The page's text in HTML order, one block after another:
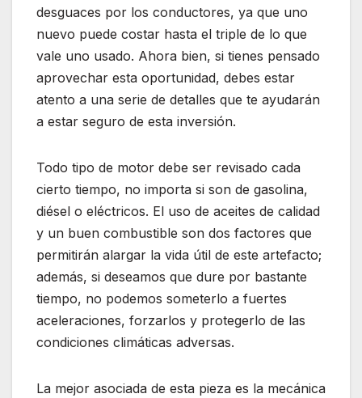
desguaces por los conductores, ya que uno
nuevo puede costar hasta el triple de lo que
vale uno usado. Ahora bien, si tienes pensado
aprovechar esta oportunidad, debes estar
atento a una serie de detalles que te ayudarán
a estar seguro de esta inversión.
Todo tipo de motor debe ser revisado cada
cierto tiempo, no importa si son de gasolina,
diésel o eléctricos. El uso de aceites de calidad
y un buen combustible son dos factores que
permitirán alargar la vida útil de este artefacto;
además, si deseamos que dure por bastante
tiempo, no podemos someterlo a fuertes
aceleraciones, forzarlos y protegerlo de las
condiciones climáticas adversas.
La mejor asociada de esta pieza es la mecánica